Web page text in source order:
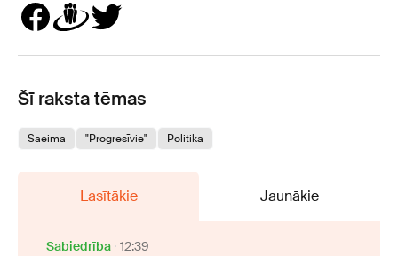
Šī raksta tēmas
Saeima "Progresīvie" Politika
Lasītākie Jaunākie
Sabiedrība 12:39